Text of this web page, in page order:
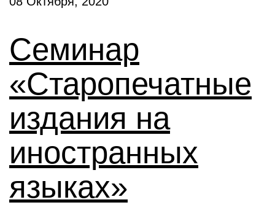
Семинар
«Старопечатные
издания на
иностранных
языках»